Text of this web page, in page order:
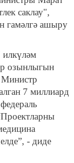
саклау",
гамәлгә ашыру
илкүләм
озынлыгын
Министр
7 миллиард
- диде